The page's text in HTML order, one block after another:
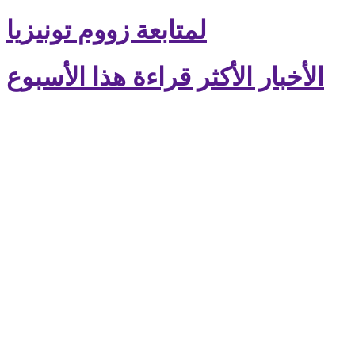
لمتابعة زووم تونيزيا
الأخبار الأكثر قراءة هذا الأسبوع